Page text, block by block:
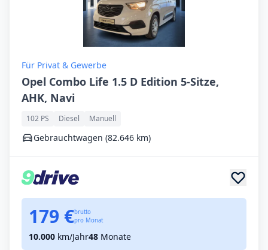
Für Privat & Gewerbe
Opel Combo Life 1.5 D Edition 5-Sitze,
AHK, Navi
102 PS Diesel Manuell
Gebrauchtwagen (82.646 km)
179 €brutto
pro Monat
10.000 km/Jahr48 Monate